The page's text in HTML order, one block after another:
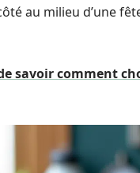
au milieu d’une
savoir comment